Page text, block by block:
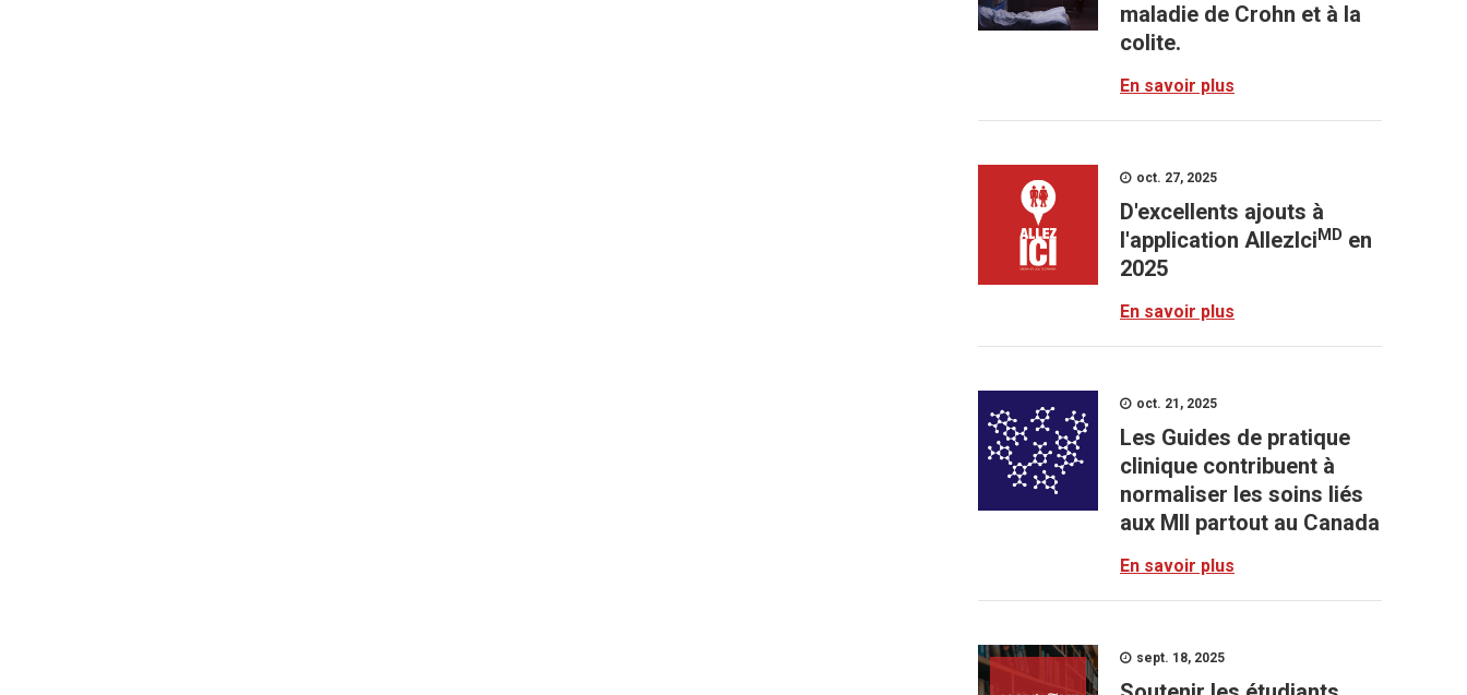
maladie de Crohn et à la
colite.
En savoir plus
oct. 27, 2025
D'excellents ajouts à
l'application AllezIciMD en
2025
En savoir plus
oct. 21, 2025
Les Guides de pratique
clinique contribuent à
normaliser les soins liés
aux MII partout au Canada
En savoir plus
sept. 18, 2025